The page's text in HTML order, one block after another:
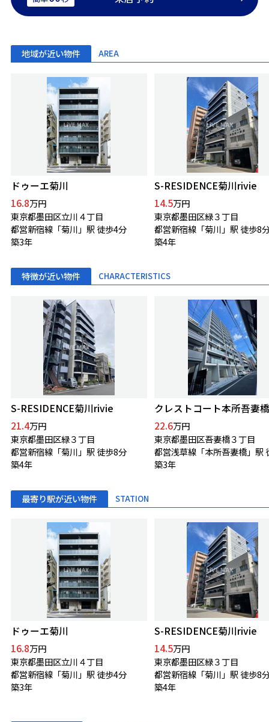
地域が近い物件 AREA
ドゥーエ菊川
16.8万円
東京都墨田区立川４丁目
都営新宿線「菊川」駅 徒歩4分
築3年
S-RESIDENCE菊川rivie
14.5万円
東京都墨田区緑３丁目
都営新宿線「菊川」駅 徒歩8
築4年
特徴が近い物件 CHARACTERISTICS
S-RESIDENCE菊川rivie
21.4万円
東京都墨田区緑３丁目
都営新宿線「菊川」駅 徒歩8分
築4年
クレストコート本所吾妻橋
22.6万円
東京都墨田区吾妻橋３丁目
築3年
最寄り駅が近い物件 STATION
ドゥーエ菊川
16.8万円
東京都墨田区立川４丁目
都営新宿線「菊川」駅 徒歩4分
築3年
S-RESIDENCE菊川rivie
14.5万円
東京都墨田区緑３丁目
都営新宿線「菊川」駅 徒歩8
築4年